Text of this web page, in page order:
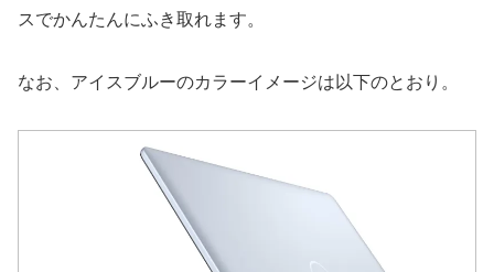
スでかんたんにふき取れます。
なお、アイスブルーのカラーイメージは以下のとおり。